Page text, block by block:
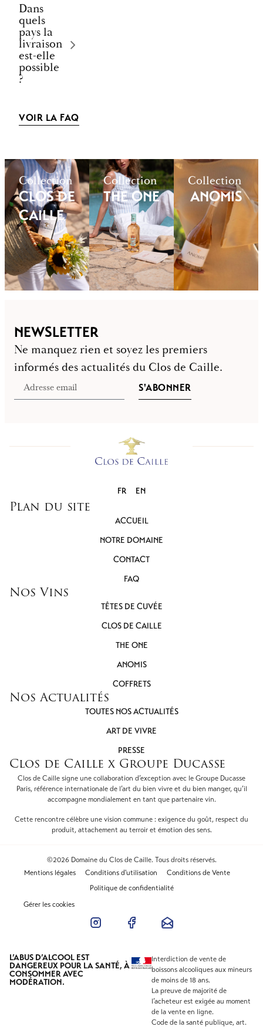
Dans
quels
pays la
livraison
est-elle
possible
?
VOIR LA FAQ
Collection
CLOS DE
CAILLE
Collection
THE ONE
Collection
ANOMIS
NEWSLETTER
Ne manquez rien et soyez les premiers
informés des actualités du Clos de Caille.
S'ABONNER
FR EN
Plan du site
ACCUEIL
NOTRE DOMAINE
CONTACT
FAQ
Nos Vins
TÊTES DE CUVÉE
CLOS DE CAILLE
THE ONE
ANOMIS
COFFRETS
Nos Actualités
TOUTES NOS ACTUALITÉS
ART DE VIVRE
PRESSE
Clos de Caille x Groupe Ducasse
Clos de Caille signe une collaboration d’exception avec le Groupe Ducasse
Paris, référence internationale de l’art du bien vivre et du bien manger, qu’il
accompagne mondialement en tant que partenaire vin.
Cette rencontre célèbre une vision commune : exigence du goût, respect du
produit, attachement au terroir et émotion des sens.
©2026 Domaine du Clos de Caille. Tous droits réservés.
Mentions légales
Conditions d'utilisation
Conditions de Vente
Politique de confidentialité
Gérer les cookies
L’ABUS D’ALCOOL EST
DANGEREUX POUR LA SANTÉ, À
CONSOMMER AVEC
MODÉRATION.
Interdiction de vente de
boissons alcooliques aux mineurs
de moins de 18 ans.
La preuve de majorité de
l’acheteur est exigée au moment
de la vente en ligne.
Code de la santé publique, art.